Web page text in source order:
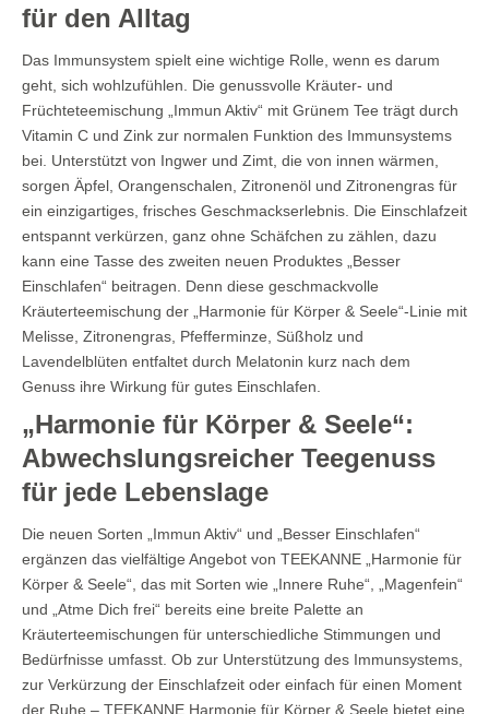
für den Alltag
Das Immunsystem spielt eine wichtige Rolle, wenn es darum
geht, sich wohlzufühlen. Die genussvolle Kräuter- und
Früchteteemischung „Immun Aktiv“ mit Grünem Tee trägt durch
Vitamin C und Zink zur normalen Funktion des Immunsystems
bei. Unterstützt von Ingwer und Zimt, die von innen wärmen,
sorgen Äpfel, Orangenschalen, Zitronenöl und Zitronengras für
ein einzigartiges, frisches Geschmackserlebnis. Die Einschlafzeit
entspannt verkürzen, ganz ohne Schäfchen zu zählen, dazu
kann eine Tasse des zweiten neuen Produktes „Besser
Einschlafen“ beitragen. Denn diese geschmackvolle
Kräuterteemischung der „Harmonie für Körper & Seele“-Linie mit
Melisse, Zitronengras, Pfefferminze, Süßholz und
Lavendelblüten entfaltet durch Melatonin kurz nach dem
Genuss ihre Wirkung für gutes Einschlafen.
„Harmonie für Körper & Seele“:
Abwechslungsreicher Teegenuss
für jede Lebenslage
Die neuen Sorten „Immun Aktiv“ und „Besser Einschlafen“
ergänzen das vielfältige Angebot von TEEKANNE „Harmonie für
Körper & Seele“, das mit Sorten wie „Innere Ruhe“, „Magenfein“
und „Atme Dich frei“ bereits eine breite Palette an
Kräuterteemischungen für unterschiedliche Stimmungen und
Bedürfnisse umfasst. Ob zur Unterstützung des Immunsystems,
zur Verkürzung der Einschlafzeit oder einfach für einen Moment
der Ruhe – TEEKANNE Harmonie für Körper & Seele bietet eine